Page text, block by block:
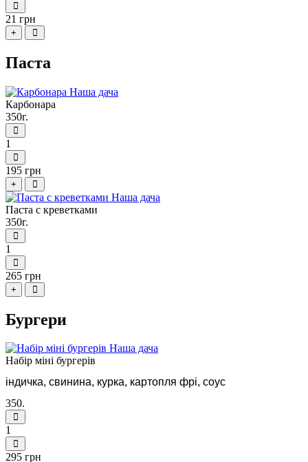
21 грн
+
Паста
Карбонара
350г.
1
195 грн
+
Паста с креветками
350г.
1
265 грн
+
Бургери
Набір міні бургерів
індичка, свинина, курка, картопля фрі, соус
350.
1
295 грн